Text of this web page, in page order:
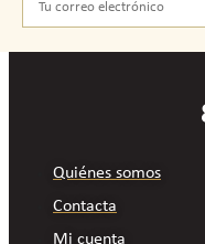
Quiénes somos
Contacta
Mi cuenta